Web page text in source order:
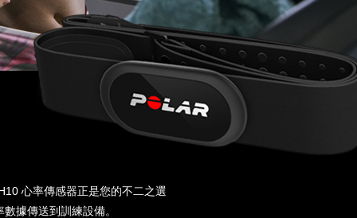
心率傳感器正是您的不二之選
據傳送到訓練設備。